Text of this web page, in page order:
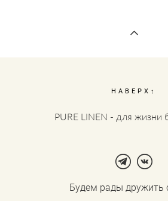
НАВЕРХ↑
PURE LINEN - для жизни
Будем рады дружить